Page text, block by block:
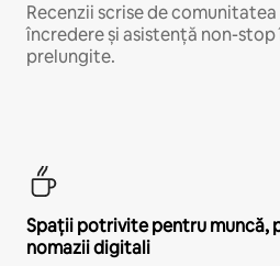
Recenzii scrise de
încredere și asistență non-
prelungite.
Spații potrivite pentru muncă,
nomazii digitali